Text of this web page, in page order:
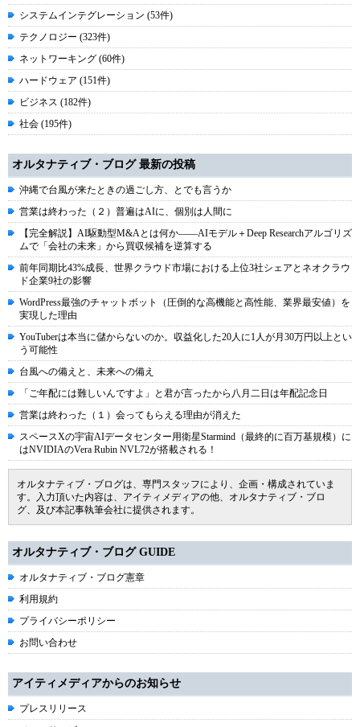
システムインテグレーション (53件)
テクノロジー (323件)
ネットワーキング (60件)
ハードウェア (151件)
ビジネス (182件)
社会 (195件)
オルタナティブ・ブログ 最新の投稿
沖縄で台風が来たときの過ごし方、とでも言うか
営業は終わった（２）普遍はAIに、個別は人間に
【完全解説】AI駆動型M&Aとは何か――AIモデル＋Deep Researchアルゴリズ
ムで「会社の未来」から買収候補を逆算する
前年同期比43%成長、世界クラウド市場における上位3社シェアとネオクラウ
ド企業9社の影響
WordPress最強のチャットボット（圧倒的な高機能と高性能、業界最安値）を
実現した理由
YouTuberは本当に儲からないのか。収益化した20人に1人が月30万円以上とい
う可能性
台風への備えと、未来への備え
「ご年配には難しいんですよ」と君が言ったから八月二日は年配記念日
営業は終わった（１）会ってもらえる理由が消えた
スペースXの宇宙AIデータセンター用衛星Starmind（最終的に百万基規模）に
はNVIDIAのVera Rubin NVL72が搭載される！
オルタナティブ・ブログは、専門スタッフにより、企画・構成されていま
す。入力頂いた内容は、アイティメディアの他、オルタナティブ・ブロ
グ、及び本記事執筆会社に提供されます。
オルタナティブ・ブログ GUIDE
オルタナティブ・ブログ憲章
利用規約
プライバシーポリシー
お問い合わせ
アイティメディアからのお知らせ
プレスリリース